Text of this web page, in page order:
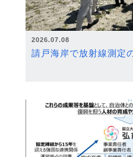
2026.07.08
請戸海岸で放射線測定